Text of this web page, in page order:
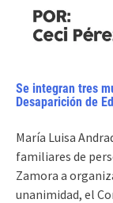
Se integran tres
Desaparición de
María Luisa
familiares de
Zamora a
unanimidad, el